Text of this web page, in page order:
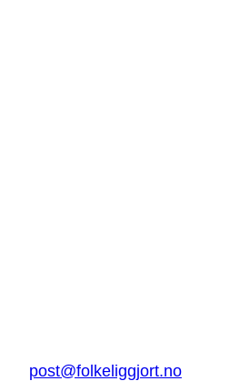
post@folkeliggjort.no